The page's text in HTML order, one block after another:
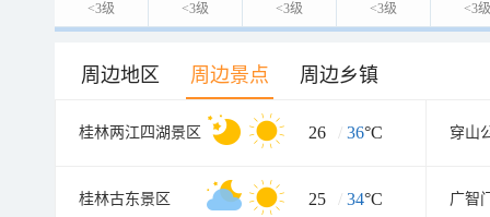
<3级 <3级 <3级 <3级 <3级
周边地区 周边景点 周边乡镇
桂林两江四湖景区 26 / 36°C 穿山
桂林古东景区 25 / 34°C 广智